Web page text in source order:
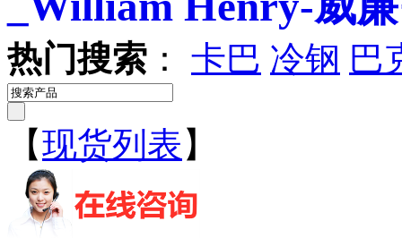
热门搜索 ： 卡巴 冷钢 巴
【现货列表 】